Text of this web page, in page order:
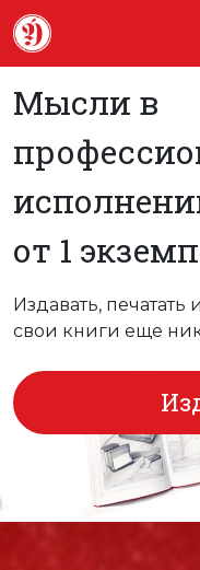
Мысли |
от 1
Издавать, печатать
свои книги еще
Как издать